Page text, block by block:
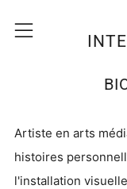
Menu
Artiste en arts
histoires
l'installation